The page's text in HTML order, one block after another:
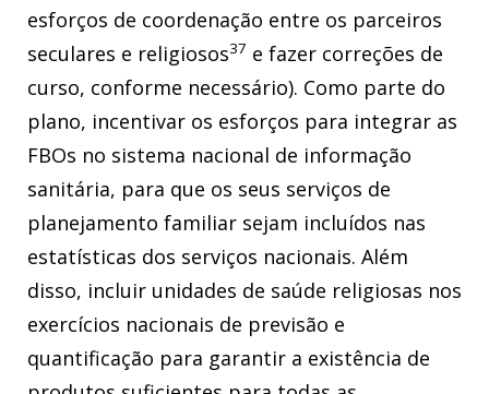
esforços de coordenação entre os parceiros
seculares e religiosos37 e fazer correções de
curso, conforme necessário). Como parte do
plano, incentivar os esforços para integrar as
FBOs no sistema nacional de informação
sanitária, para que os seus serviços de
planejamento familiar sejam incluídos nas
estatísticas dos serviços nacionais. Além
disso, incluir unidades de saúde religiosas nos
exercícios nacionais de previsão e
quantificação para garantir a existência de